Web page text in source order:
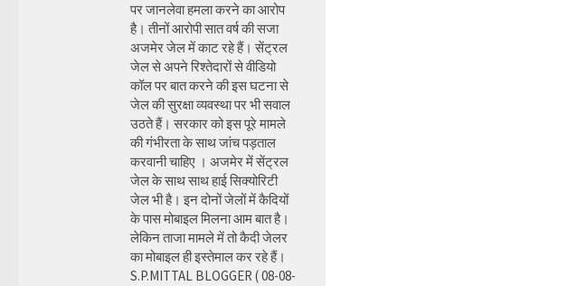
पर जानलेवा हमला करने का आरोप
है। तीनों आरोपी सात वर्ष की सजा
अजमेर जेल में काट रहे हैं। सेंट्रल
जेल से अपने रिश्तेदारों से वीडियो
कॉल पर बात करने की इस घटना से
जेल की सुरक्षा व्यवस्था पर भी सवाल
उठते हैं। सरकार को इस पूरे मामले
की गंभीरता के साथ जांच पड़ताल
करवानी चाहिए । अजमेर में सेंट्रल
जेल के साथ साथ हाई सिक्योरिटी
जेल भी है। इन दोनों जेलों में कैदियों
के पास मोबाइल मिलना आम बात है।
लेकिन ताजा मामले में तो कैदी जेलर
का मोबाइल ही इस्तेमाल कर रहे हैं।
S.P.MITTAL BLOGGER ( 08-08-